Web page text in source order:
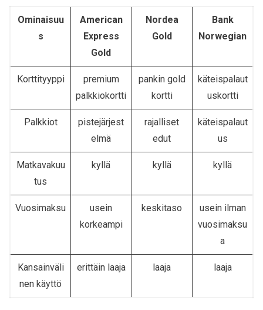
Ominaisuu
s
American
Express
Gold
Nordea
Gold
Bank
Norwegian
Korttityyppi
premium
palkkiokortti
pankin gold
kortti
käteispalaut
uskortti
Palkkiot
pistejärjest
elmä
rajalliset
edut
käteispalaut
us
Matkavakuu
tus
kyllä kyllä kyllä
Vuosimaksu
usein
korkeampi
keskitaso
usein ilman
vuosimaksu
a
Kansainväli
nen käyttö
erittäin laaja laaja laaja